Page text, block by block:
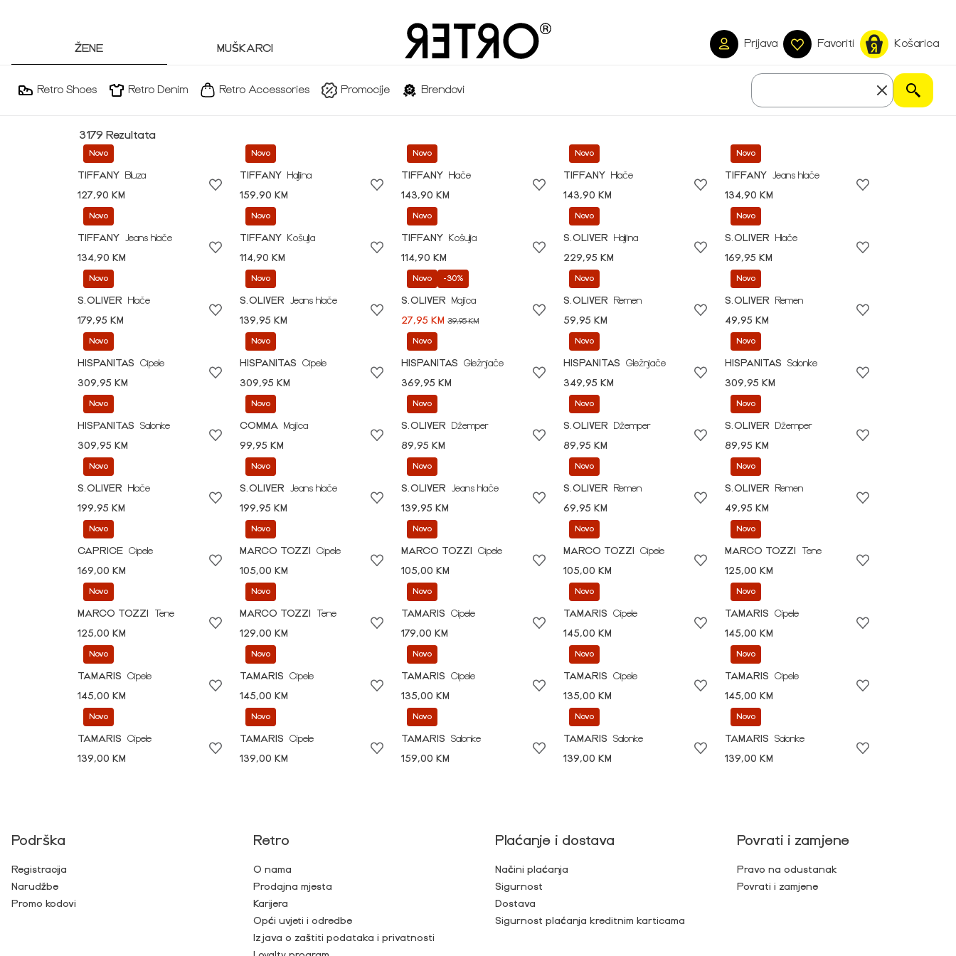
ŽENE MUŠKARCI Prijava Favoriti Košarica
Retro Shoes Retro Denim Retro Accessories Promocije Brendovi
3179 Rezultata
Novo
TIFFANY
Bluza
127,90 KM
Novo
TIFFANY
Haljina
159,90 KM
Novo
TIFFANY
Hlače
143,90 KM
Novo
TIFFANY
Hlače
143,90 KM
Novo
TIFFANY
Jeans hlače
134,90 KM
Novo
TIFFANY
Jeans hlače
134,90 KM
Novo
TIFFANY
Košulja
114,90 KM
Novo
TIFFANY
Košulja
114,90 KM
Novo
S.OLIVER
Haljina
229,95 KM
Novo
S.OLIVER
Hlače
169,95 KM
Novo
S.OLIVER
Hlače
179,95 KM
Novo
S.OLIVER
Jeans hlače
139,95 KM
Novo -30%
S.OLIVER
Majica
27,95 KM39,95 KM
Novo
S.OLIVER
Remen
59,95 KM
Novo
S.OLIVER
Remen
49,95 KM
Novo
HISPANITAS
Cipele
309,95 KM
Novo
HISPANITAS
Cipele
309,95 KM
Novo
HISPANITAS
Gležnjače
369,95 KM
Novo
HISPANITAS
Gležnjače
349,95 KM
Novo
HISPANITAS
Salonke
309,95 KM
Novo
HISPANITAS
Salonke
309,95 KM
Novo
COMMA
Majica
99,95 KM
Novo
S.OLIVER
Džemper
89,95 KM
Novo
S.OLIVER
Džemper
89,95 KM
Novo
S.OLIVER
Džemper
89,95 KM
Novo
S.OLIVER
Hlače
199,95 KM
Novo
S.OLIVER
Jeans hlače
199,95 KM
Novo
S.OLIVER
Jeans hlače
139,95 KM
Novo
S.OLIVER
Remen
69,95 KM
Novo
S.OLIVER
Remen
49,95 KM
Novo
CAPRICE Cipele
169,00 KM
Novo
MARCO TOZZI
Cipele
105,00 KM
Novo
MARCO TOZZI
Cipele
105,00 KM
Novo
MARCO TOZZI
Cipele
105,00 KM
Novo
MARCO TOZZI
Tene
125,00 KM
Novo
MARCO TOZZI
Tene
125,00 KM
Novo
MARCO TOZZI
Tene
129,00 KM
Novo
TAMARIS
Cipele
179,00 KM
Novo
TAMARIS
Cipele
145,00 KM
Novo
TAMARIS
Cipele
145,00 KM
Novo
TAMARIS
Cipele
145,00 KM
Novo
TAMARIS
Cipele
145,00 KM
Novo
TAMARIS
Cipele
135,00 KM
Novo
TAMARIS
Cipele
135,00 KM
Novo
TAMARIS
Cipele
145,00 KM
Novo
TAMARIS
Cipele
139,00 KM
Novo
TAMARIS
Cipele
139,00 KM
Novo
TAMARIS
Salonke
159,00 KM
Novo
TAMARIS
Salonke
139,00 KM
Novo
TAMARIS
Salonke
139,00 KM
Podrška
Registracija
Narudžbe
Promo kodovi
Retro
O nama
Prodajna mjesta
Karijera
Opći uvjeti i odredbe
Izjava o zaštiti podataka i privatnosti
Plaćanje i dostava
Načini plaćanja
Sigurnost
Dostava
Sigurnost plaćanja kreditnim karticama
Povrati i zamjene
Pravo na odustanak
Povrati i zamjene